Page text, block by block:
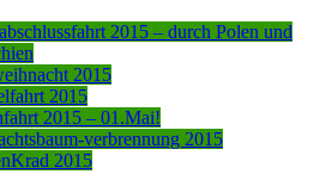
2015 – durch Polen und
2015
2015
2015 – 01.Mai!
verbrennung 2015
2015